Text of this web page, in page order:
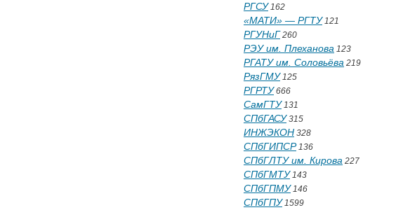
РГСУ162
«МАТИ» — РГТУ121
РГУНиГ 260
РЭУ им. Плеханова 123
РГАТУ им. Соловьёва 219
РязГМУ125
РГРТУ666
СамГТУ131
СПбГАСУ315
ИНЖЭКОН 328
СПбГИПСР136
СПбГЛТУ им. Кирова 227
СПбГМТУ143
СПбГПМУ146
СПбГПУ1599